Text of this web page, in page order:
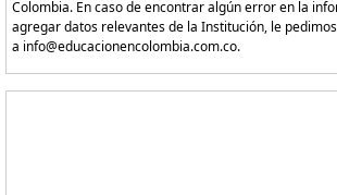
Colombia. En caso de encontrar algún error en la
agregar datos relevantes de la Institución, le
a info@educacionencolombia.com.co.